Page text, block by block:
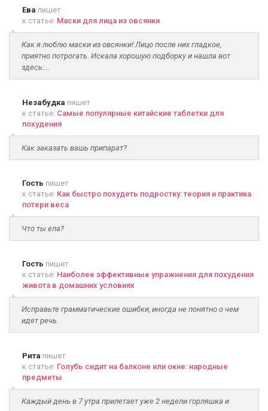
Ева пишет
к статье: Маски для лица из овсянки
Как я люблю маски из овсянки! Лицо после них гладкое,
приятно потрогать. Искала хорошую подборку и нашла вот
здесь:...
Незабудка пишет
к статье: Самые популярные китайские таблетки для
похудения
Как заказать вашь припарат?
Гость пишет
к статье: Как быстро похудеть подростку: теория и практика
потери веса
Что ты ела?
Гость пишет
к статье: Наиболее эффективные упражнения для похудения
живота в домашних условиях
Исправьте грамматические ошибки, иногда не понятно о чем
идет речь.
Рита пишет
к статье: Голубь сидит на балконе или окне: народные
предметы
Каждый день в 7 утра прилетает уже 2 недели горляшка и